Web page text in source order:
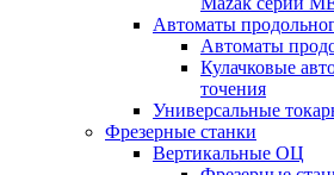
Автоматы
Автоматы
Кулачковые
точения
Универсальные
Фрезерные станки
Вертикальные ОЦ